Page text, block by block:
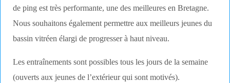
de ping est très performante, une des meilleures en Bretagne.
Nous souhaitons également permettre aux meilleurs jeunes du
bassin vitréen élargi de progresser à haut niveau.
Les entraînements sont possibles tous les jours de la semaine
(ouverts aux jeunes de l’extérieur qui sont motivés).